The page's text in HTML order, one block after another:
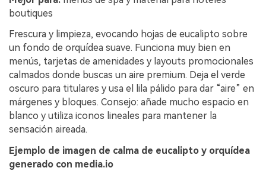
boutiques
Frescura y limpieza, evocando hojas de eucalipto sobre
un fondo de orquídea suave. Funciona muy bien en
menús, tarjetas de amenidades y layouts promocionales
calmados donde buscas un aire premium. Deja el verde
oscuro para titulares y usa el lila pálido para dar “aire” en
márgenes y bloques. Consejo: añade mucho espacio en
blanco y utiliza iconos lineales para mantener la
sensación aireada.
Ejemplo de imagen de calma de eucalipto y orquídea
generado con media.io